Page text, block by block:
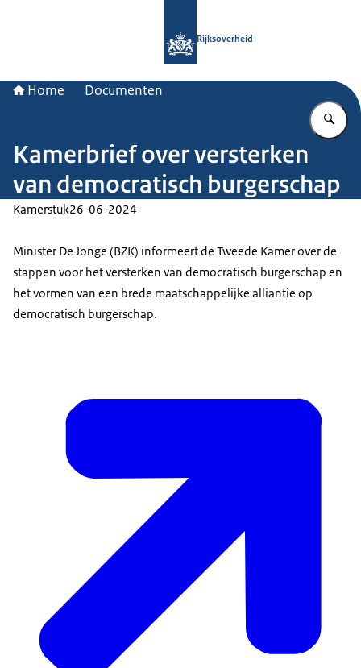
Rijksoverheid
Home Documenten
Kamerbrief over versterken
van democratisch burgerschap
Kamerstuk26-06-2024
Minister De Jonge (BZK) informeert de Tweede Kamer over de
stappen voor het versterken van democratisch burgerschap en
het vormen van een brede maatschappelijke alliantie op
democratisch burgerschap.